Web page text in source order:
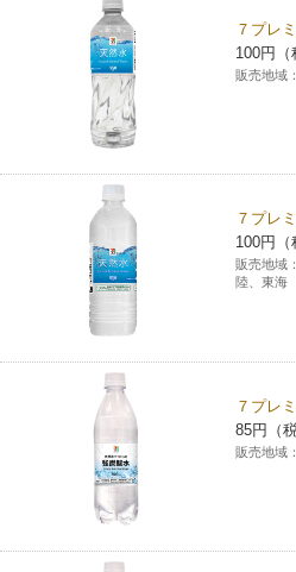
プリペイドサービス
スポーツ振興くじ
学び・教育
スマホプリペイド
レジでApple Accountにチャージ
コインランドリー（店舗限定）
宅配ロッカー（店舗限定）
モバイルバッテリーシェアリング
モバイルWi-Fiバッテリーシェアリ
荷物預かりサービス「ecbocloakエ
売上高、店舗数推移
セブン‐イレブンの海外事業
セブン‐イレブンの「商品力」
セブン-イレブンの横顔
セブン-イレブンの歴史
サステナビリティニュース
サステナビリティレポート
English (Services)
中文[繁體字](服務)
简体中文(服务)
한국어(서비스)
ภาษาไทย(บริการ)
７プレ
100円（
販売地域：
７プレ
100円（
販売地域：
陸、東海
７プレ
85円（
販売地域：